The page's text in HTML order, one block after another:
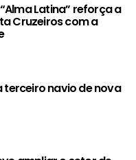
Latina” reforça a
Cruzeiros com a
navio de nova